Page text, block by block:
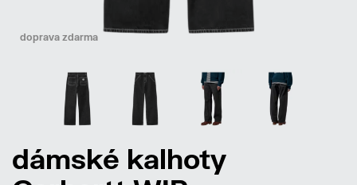
doprava zdarma
dámské kalhoty